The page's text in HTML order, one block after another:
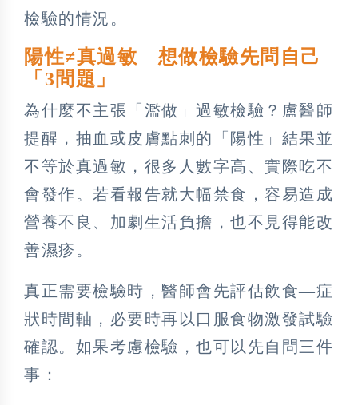
檢驗的情況。
陽性≠真過敏 想做檢驗先問自己
「3問題」
為什麼不主張「濫做」過敏檢驗？盧醫師
提醒，抽血或皮膚點刺的「陽性」結果並
不等於真過敏，很多人數字高、實際吃不
會發作。若看報告就大幅禁食，容易造成
營養不良、加劇生活負擔，也不見得能改
善濕疹。
真正需要檢驗時，醫師會先評估飲食—症
狀時間軸，必要時再以口服食物激發試驗
確認。如果考慮檢驗，也可以先自問三件
事：